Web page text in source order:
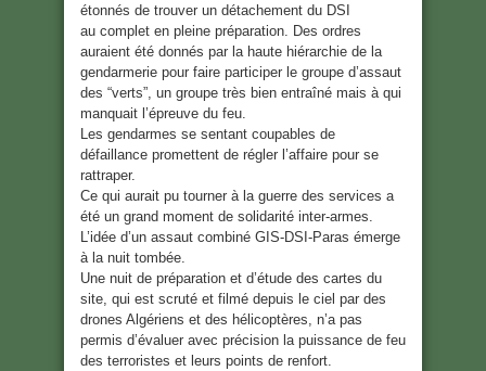
étonnés de trouver un détachement du DSI
au complet en pleine préparation. Des ordres
auraient été donnés par la haute hiérarchie de la
gendarmerie pour faire participer le groupe d’assaut
des “verts”, un groupe très bien entraîné mais à qui
manquait l’épreuve du feu.
Les gendarmes se sentant coupables de
défaillance promettent de régler l’affaire pour se
rattraper.
Ce qui aurait pu tourner à la guerre des services a
été un grand moment de solidarité inter-armes.
L’idée d’un assaut combiné GIS-DSI-Paras émerge
à la nuit tombée.
Une nuit de préparation et d’étude des cartes du
site, qui est scruté et filmé depuis le ciel par des
drones Algériens et des hélicoptères, n’a pas
permis d’évaluer avec précision la puissance de feu
des terroristes et leurs points de renfort.